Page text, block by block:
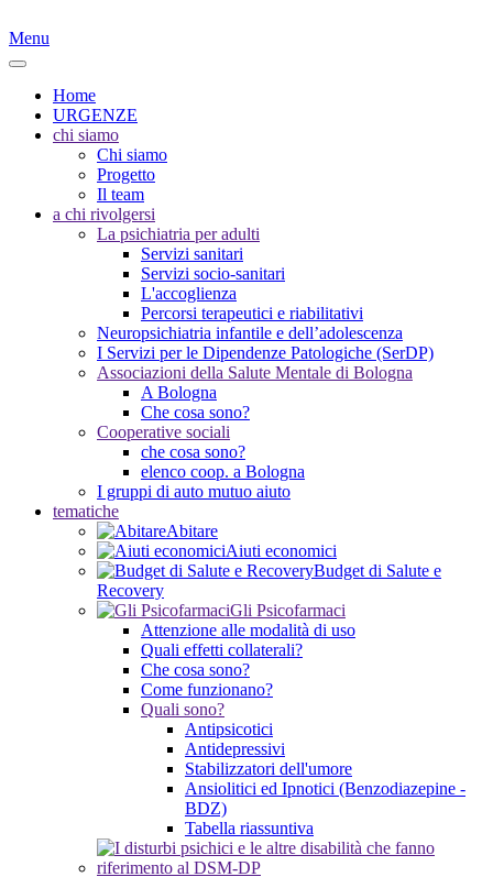
Menu
Home
URGENZE
chi siamo
Chi siamo
Progetto
Il team
a chi rivolgersi
La psichiatria per adulti
Servizi sanitari
Servizi socio-sanitari
L'accoglienza
Percorsi terapeutici e riabilitativi
Neuropsichiatria infantile e dell’adolescenza
I Servizi per le Dipendenze Patologiche (SerDP)
Associazioni della Salute Mentale di Bologna
A Bologna
Che cosa sono?
Cooperative sociali
che cosa sono?
elenco coop. a Bologna
I gruppi di auto mutuo aiuto
tematiche
Abitare
Aiuti economici
Budget di Salute e
Recovery
Gli Psicofarmaci
Attenzione alle modalità di uso
Quali effetti collaterali?
Che cosa sono?
Come funzionano?
Quali sono?
Antipsicotici
Antidepressivi
Stabilizzatori dell'umore
Ansiolitici ed Ipnotici (Benzodiazepine -
BDZ)
Tabella riassuntiva